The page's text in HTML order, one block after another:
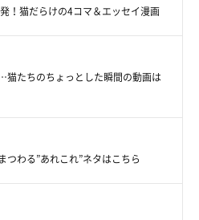
！猫だらけの4コマ＆エッセイ漫画
たちのちょっとした瞬間の動画は
つわる”あれこれ”ネタはこちら